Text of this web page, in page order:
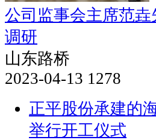
公司监事会主席范
调研
山东路桥
2023-04-13 1278
正平股份承建的
举行开工仪式